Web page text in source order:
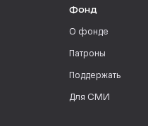
Фонд
О фонде
Патроны
Поддержать
Для СМИ